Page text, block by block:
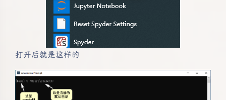
打开后就是这样的